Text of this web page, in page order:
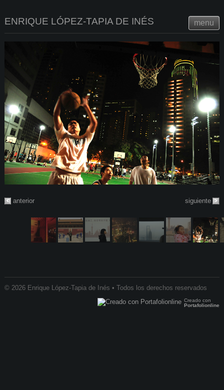
menu
ENRIQUE LÓPEZ-TAPIA DE INÉS
anterior siguiente
© 2026 Enrique López-Tapia de Inés • Todos los derechos reservados
Creado con
Portafolionline